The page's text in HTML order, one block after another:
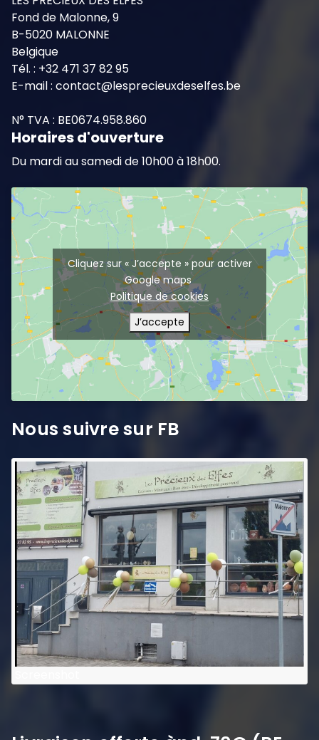
Fond de Malonne, 9
B-5020 MALONNE
Belgique
Tél. : +32 471 37 82 95
E-mail : contact@lesprecieuxdeselfes.be
N° TVA : BE0674.958.860
Horaires d'ouverture
Du mardi au samedi de 10h00 à 18h00.
Cliquez sur « J’accepte » pour activer
Google maps
Politique de cookies
J’accepte
Nous suivre sur FB